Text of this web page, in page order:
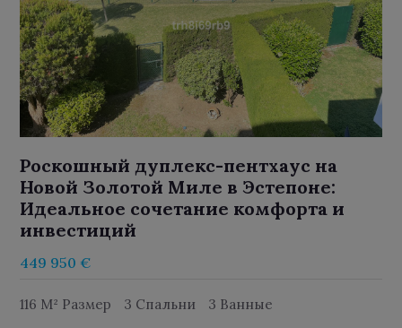
Роскошный дуплекс-пентхаус на
Новой Золотой Миле в Эстепоне:
Идеальное сочетание комфорта и
инвестиций
449 950 €
116 M² Размер 3 Спальни 3 Ванные